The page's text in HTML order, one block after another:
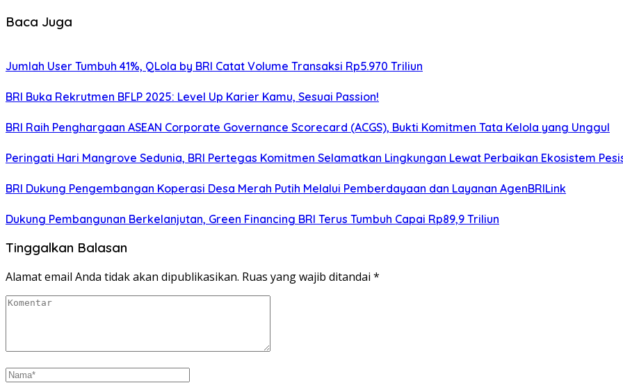
Baca Juga
Jumlah User Tumbuh 41%, QLola by BRI Catat Volume Transaksi Rp5.970 Triliun
BRI Buka Rekrutmen BFLP 2025: Level Up Karier Kamu, Sesuai Passion!
BRI Raih Penghargaan ASEAN Corporate Governance Scorecard (ACGS), Bukti Komitmen Tata Kelola yang Unggul
Peringati Hari Mangrove Sedunia, BRI Pertegas Komitmen Selamatkan Lingkungan Lewat Perbaikan Ekosistem
BRI Dukung Pengembangan Koperasi Desa Merah Putih Melalui Pemberdayaan dan Layanan AgenBRILink
Dukung Pembangunan Berkelanjutan, Green Financing BRI Terus Tumbuh Capai Rp89,9 Triliun
Tinggalkan Balasan
Alamat email Anda tidak akan dipublikasikan. Ruas yang wajib ditandai *